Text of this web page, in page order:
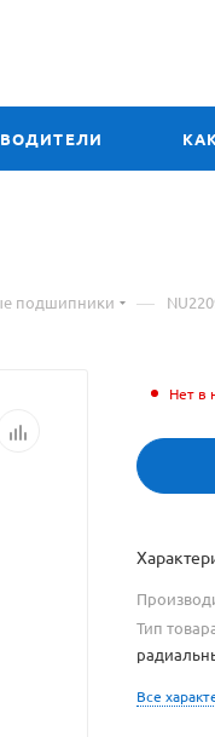
подшипники —
Нет в
Тип
Все